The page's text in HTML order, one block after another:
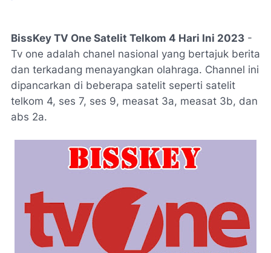
BissKey TV One Satelit Telkom 4 Hari Ini 2023 -
Tv one adalah chanel nasional yang bertajuk berita
dan terkadang menayangkan olahraga. Channel ini
dipancarkan di beberapa satelit seperti satelit
telkom 4, ses 7, ses 9, measat 3a, measat 3b, dan
abs 2a.